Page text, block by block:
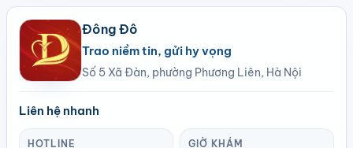
Đông Đô
Trao niềm tin, gửi hy vọng
Số 5 Xã Đàn, phường Phương Liên, Hà Nội
Liên hệ nhanh
HOTLINE GIỜ KHÁM